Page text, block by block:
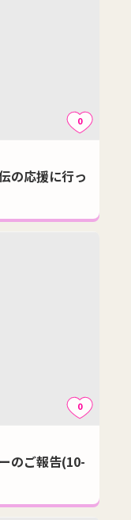
0
の応援に行っ
0
のご報告(10-